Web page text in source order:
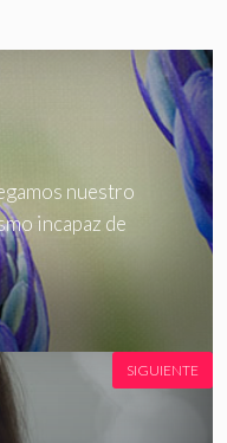
nuestro
incapaz de
SIGUIENTE